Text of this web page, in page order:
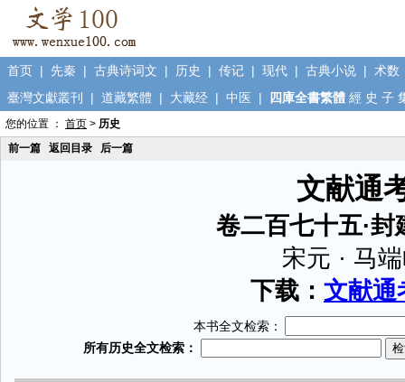
首页 | 先秦 | 古典诗词文 | 历史 | 传记 | 现代 | 古典小说 | 术数
臺灣文獻叢刊
| 道藏繁體 | 大藏经 | 中医 | 四庫全書繁體 經 史 子
您的位置 ： 首页 > 历史
前一篇
返回目录 后一篇
文献通
卷二百七十五·封
宋元 · 马
下载： 文献
本书全文检索：